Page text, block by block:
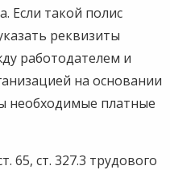
Если такой полис
реквизиты
работодателем и
на основании
необходимые платные
65, ст. 327.3 трудового